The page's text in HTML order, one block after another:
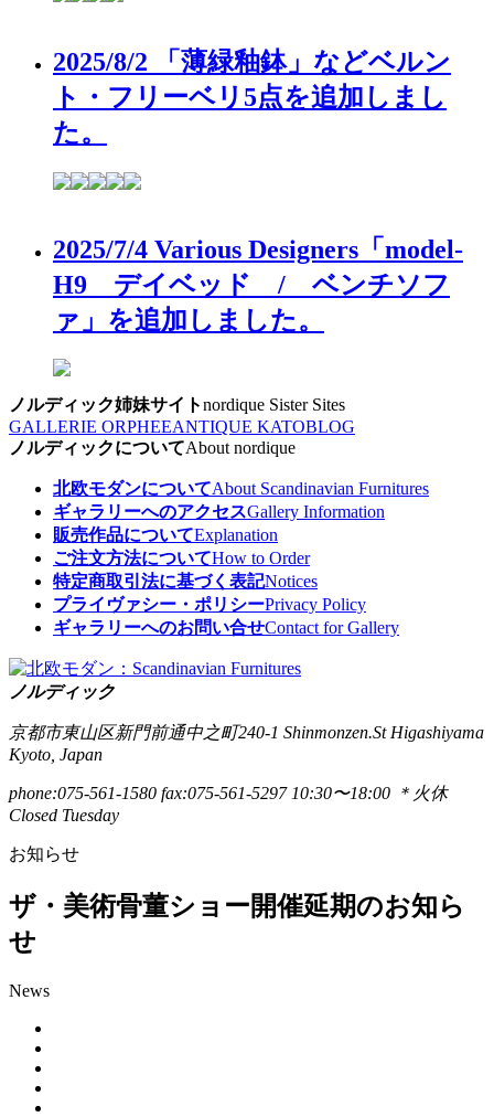
2025/8/2 「薄緑釉鉢」などベルン
ト・フリーベリ5点を追加しまし
た。
2025/7/4 Various Designers「model-
H9 デイベッド / ベンチソフ
ァ」を追加しました。
ノルディック姉妹サイトnordique Sister Sites
GALLERIE ORPHEEANTIQUE KATOBLOG
ノルディックについてAbout nordique
北欧モダンについてAbout Scandinavian Furnitures
ギャラリーへのアクセスGallery Information
販売作品についてExplanation
ご注文方法についてHow to Order
特定商取引法に基づく表記Notices
プライヴァシー・ポリシーPrivacy Policy
ギャラリーへのお問い合せContact for Gallery
ノルディック
京都市東山区新門前通中之町240-1 Shinmonzen.St Higashiyama
Kyoto, Japan
phone:075-561-1580 fax:075-561-5297 10:30〜18:00 ＊火休
Closed Tuesday
お知らせ
ザ・美術骨董ショー開催延期のお知ら
せ
News